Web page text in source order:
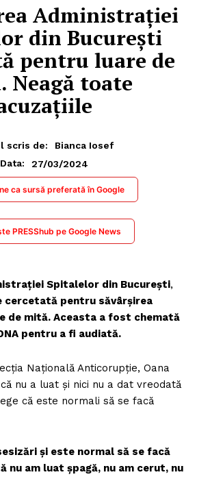
Administrației
din București
pentru luare de
Neagă toate
scris de:
Bianca Iosef
Data:
27/03/2024
ca sursă preferată în Google
PRESShub pe Google News
Spitalelor din București,
cercetată pentru săvârșirea
de mită. Aceasta a fost chemată
pentru a fi audiată.
Națională Anticorupție, Oana
nu a luat și nici nu a dat vreodată
că este normali să se facă
şi este normal să se facă
nu am luat şpagă, nu am cerut, nu